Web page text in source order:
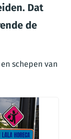
Dat
de
schepen van